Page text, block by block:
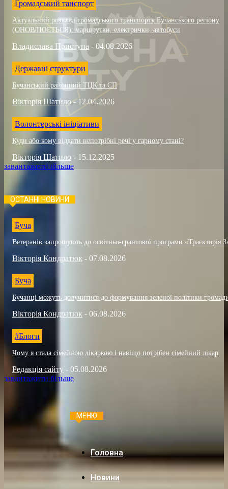
Громадський танспорт
Актуальний розклад громадського транспорту Бучанського регіону
(ОНОВЛЮЄТЬСЯ): маршрутки, електрички, автобуси
Владислава Приступа - 04.08.2026
Державні структури
Бучанський районний ТЦК та СП
Вікторія Шатило - 12.04.2026
Волонтерські ініціативи
Куди або кому віддати непотрібні речі у гарному стані?
Вікторія Шатило - 15.12.2025
завантажити більше
ОСТАННІ НОВИНИ
Буча
Ветеранів запрошують до освітньо-грантової програми «Траєкторія
Вікторія Кондратюк - 07.08.2026
Буча
Бучанці можуть долучитися до формування зеленої політики
Вікторія Кондратюк - 06.08.2026
#Блоги
Чому я стала сімейною лікаркою і навіщо потрібен сімейний лікар
Редакція сайту - 05.08.2026
завантажити більше
МЕНЮ
Головна
Новини